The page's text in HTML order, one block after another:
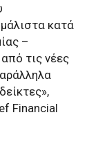
κατά
–
τις νέες
Financial